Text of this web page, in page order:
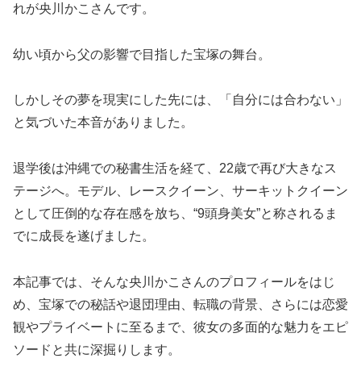
れが央川かこさんです。
幼い頃から父の影響で目指した宝塚の舞台。
しかしその夢を現実にした先には、「自分には合わない」
と気づいた本音がありました。
退学後は沖縄での秘書生活を経て、22歳で再び大きなス
テージへ。モデル、レースクイーン、サーキットクイーン
として圧倒的な存在感を放ち、“9頭身美女”と称されるま
でに成長を遂げました。
本記事では、そんな央川かこさんのプロフィールをはじ
め、宝塚での秘話や退団理由、転職の背景、さらには恋愛
観やプライベートに至るまで、彼女の多面的な魅力をエピ
ソードと共に深掘りします。